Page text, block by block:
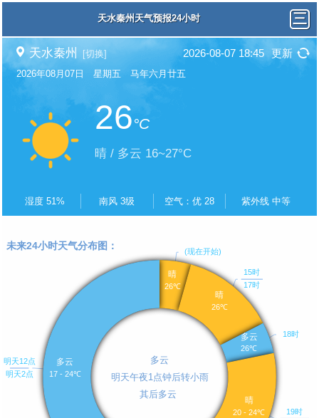
天水秦州天气预报24小时
天水秦州 [切换] 2026-08-07 18:45 更新
2026年08月07日 星期五 马年六月廿五
26°C
晴 / 多云 16~27°C
湿度 51% 南风 3级 空气：优 28 紫外线 中等